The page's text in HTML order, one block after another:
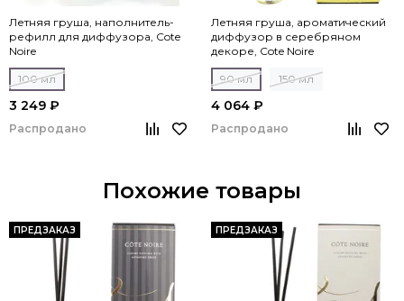
Летняя груша, наполнитель-
рефилл для диффузора, Cote
Noire
100 мл
3 249 ₽
Распродано
Летняя груша, ароматический
диффузор в серебряном
декоре, Cote Noire
90 мл 150 мл
4 064 ₽
Распродано
Похожие товары
ПРЕДЗАКАЗ ПРЕДЗАКАЗ